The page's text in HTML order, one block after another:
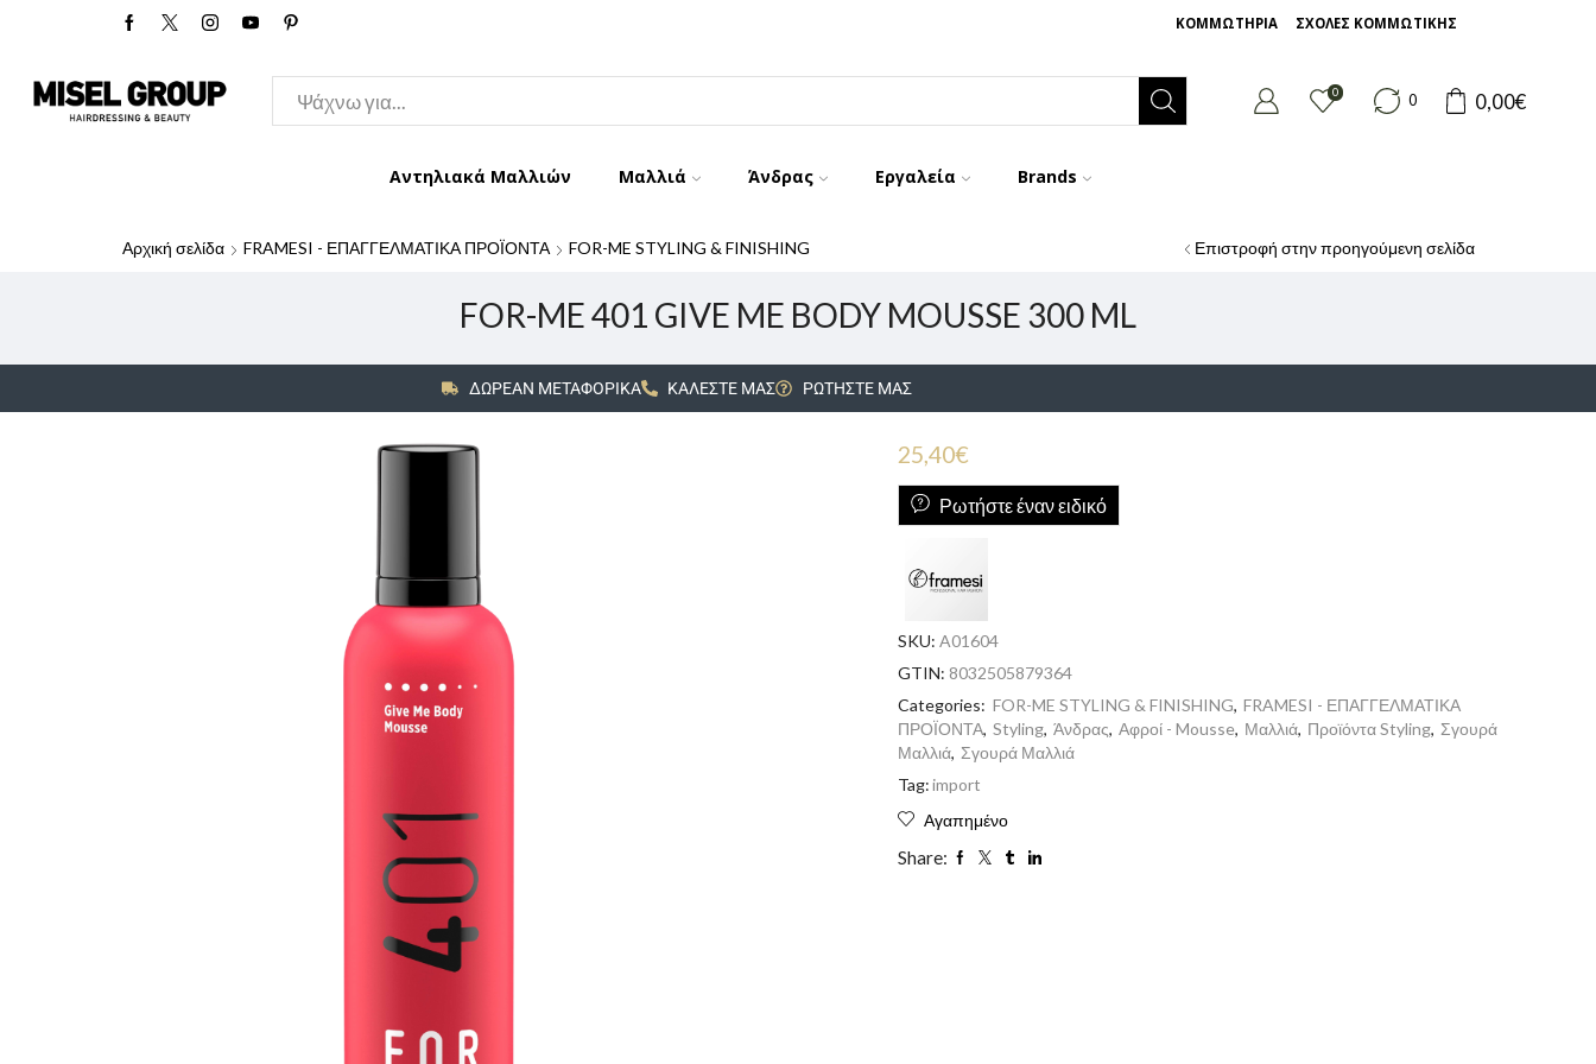
ΚΟΜΜΩΤΗΡΙΑ ΣΧΟΛΕΣ ΚΟΜΜΩΤΙΚΗΣ
0 0 0,00€
Αντηλιακά Μαλλιών Μαλλιά Άνδρας Εργαλεία Brands
Αρχική σελίδα FRAMESI - ΕΠΑΓΓΕΛΜΑΤΙΚΑ ΠΡΟΪΟΝΤΑ FOR-ME STYLING & FINISHING Επιστροφή στην προηγούμενη σελίδα
FOR-ME 401 GIVE ME BODY MOUSSE 300 ML
ΔΩΡΕΑΝ ΜΕΤΑΦΟΡΙΚΑ ΚΑΛΕΣΤΕ ΜΑΣ ΡΩΤΗΣΤΕ ΜΑΣ
25,40€
Ρωτήστε έναν ειδικό
SKU: A01604
GTIN: 8032505879364
Categories: FOR-ME STYLING & FINISHING, FRAMESI - ΕΠΑΓΓΕΛΜΑΤΙΚΑ
ΠΡΟΪΟΝΤΑ, Styling, Άνδρας, Αφροί - Mousse, Μαλλιά, Προϊόντα Styling, Σγουρά
Μαλλιά, Σγουρά Μαλλιά
Tag:import
Αγαπημένο
Share: